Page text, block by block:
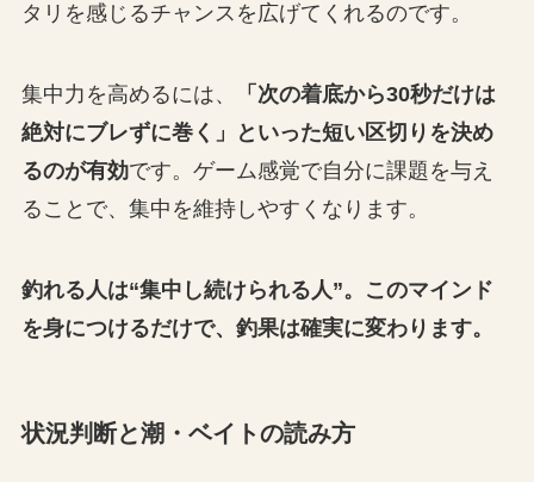
タリを感じるチャンスを広げてくれるのです。
集中力を高めるには、
「次の着底から30秒だけは
絶対にブレずに巻く」といった短い区切りを決め
るのが有効です。ゲーム感覚で自分に課題を与え
ることで、集中を維持しやすくなります。
釣れる人は“集中し続けられる人”。このマインド
を身につけるだけで、釣果は確実に変わります。
状況判断と潮・ベイトの読み方